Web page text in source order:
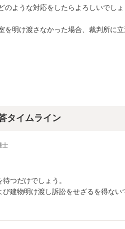
ような対応をしたらよろしいでしょ
明け渡さなかった場合、裁判所に
タイムライン
士
つだけでしょう。
建物明け渡し訴訟をせざるを得ない